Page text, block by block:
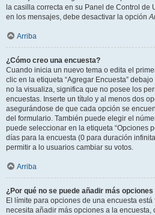
la casilla correcta en su Panel de Control de
en los mensajes, debe desactivar la opción
Arriba
¿Cómo creo una encuesta?
Cuando inicia un nuevo tema o edita el
clic en la etiqueta “Agregar Encuesta”
no la visualiza, significa que no posee los
encuestas. Inserte un título y al menos dos
asegurándose de que cada opción se
del formulario. También puede elegir el
puede seleccionar en la etiqueta “Opciones
días para la encuesta (0 para duración
permitir a lo usuarios cambiar su votos.
Arriba
¿Por qué no se puede añadir más
El límite para opciones de una encuesta
necesita añadir más opciones a la encuesta,